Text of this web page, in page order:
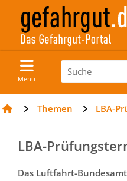
Menü
Themen LBA-
LBA-
Das Luftfahrt-